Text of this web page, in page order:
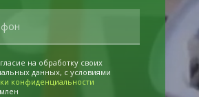
на обработку своих
данных, с условиями
конфиденциальности